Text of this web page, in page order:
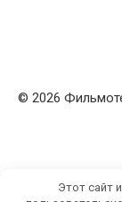
© 2026
Этот сайт